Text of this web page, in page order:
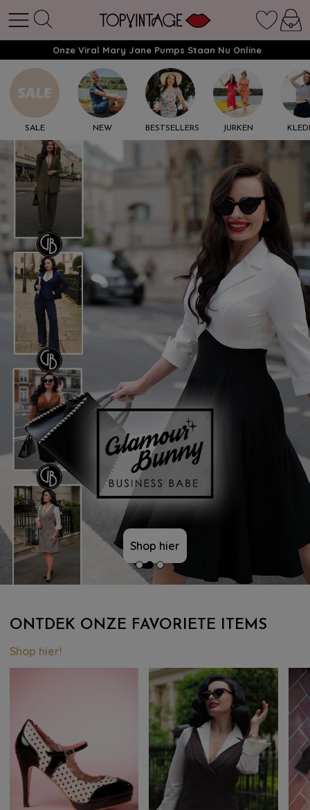
Onze Viral Mary Jane Pumps Staan Nu Online
SALE NEW BESTSELLERS JURKEN
Shop hier
ONTDEK ONZE FAVORIETE ITEMS
Shop hier!